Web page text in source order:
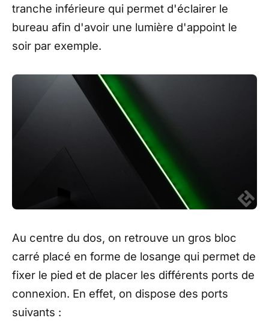
tranche inférieure qui permet d'éclairer le
bureau afin d'avoir une lumière d'appoint le
soir par exemple.
Au centre du dos, on retrouve un gros bloc
carré placé en forme de losange qui permet de
fixer le pied et de placer les différents ports de
connexion. En effet, on dispose des ports
suivants :